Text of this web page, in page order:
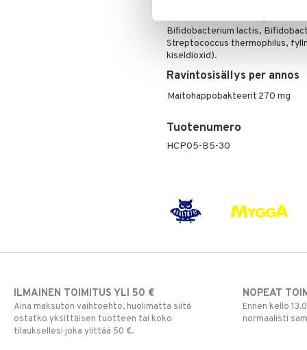
Lactobacillus acidophilus DDS-
Lactobacillus salivarius,
Bifidobacterium lactis,
Streptococcus thermophilus,
kiseldioxid).
Ravintosisällys per annos
Maitohappobakteerit 270 mg
Tuotenumero
HCP05-B5-30
ILMAINEN TOIMITUS YLI 50 €
Aina maksuton vaihtoehto, huolimatta siitä
ostatko yksittäisen tuotteen tai koko
tilauksellesi joka ylittää 50 €.
NOPEAT
Ennen kello
normaalisti